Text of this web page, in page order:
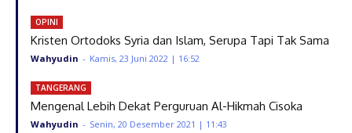
OPINI
Kristen Ortodoks Syria dan Islam, Serupa Tapi Tak Sama
Wahyudin - Kamis, 23 Juni 2022 | 16:52
TANGERANG
Mengenal Lebih Dekat Perguruan Al-Hikmah Cisoka
Wahyudin - Senin, 20 Desember 2021 | 11:43